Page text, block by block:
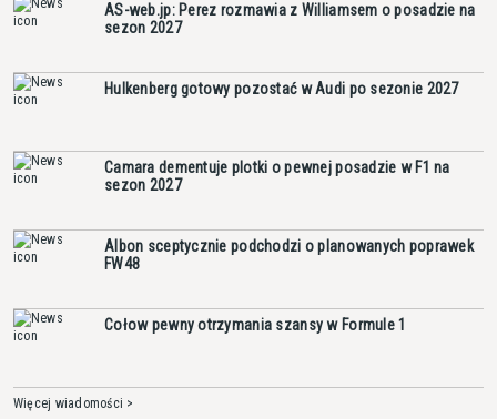
AS-web.jp: Perez rozmawia z Williamsem o posadzie na
sezon 2027
Hulkenberg gotowy pozostać w Audi po sezonie 2027
Camara dementuje plotki o pewnej posadzie w F1 na
sezon 2027
Albon sceptycznie podchodzi o planowanych poprawek
FW48
Cołow pewny otrzymania szansy w Formule 1
Więcej wiadomości >